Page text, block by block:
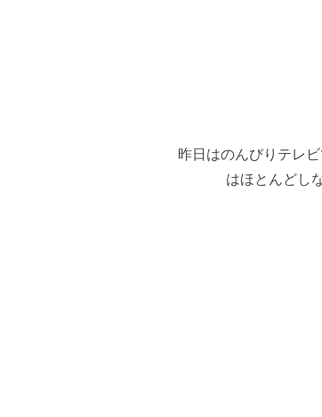
昨日はのんびりテレ
はほとんどし